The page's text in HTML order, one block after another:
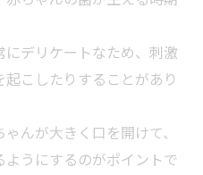
デリケートなため、刺激
こしたりすることがあり
んが大きく口を開けて、
うにするのがポイントで